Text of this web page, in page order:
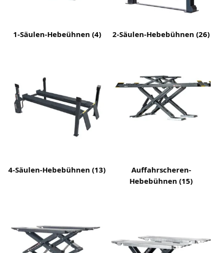
1-Säulen-Hebeühnen (4) 2-Säulen-Hebebühnen (26)
4-Säulen-Hebebühnen (13)
Auffahrscheren-
Hebebühnen (15)